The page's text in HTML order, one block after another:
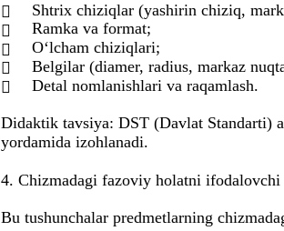

Shtrix chiziqlar (yashirin chiziq,

Ramka va format;

O‘lcham chiziqlari;

Belgilar (diamer, radius, markaz

Detal nomlanishlari va raqamlash.
Didaktik tavsiya: DST (Davlat Standarti)
yordamida izohlanadi.
4. Chizmadagi fazoviy holatni ifodalovchi
Bu tushunchalar predmetlarning